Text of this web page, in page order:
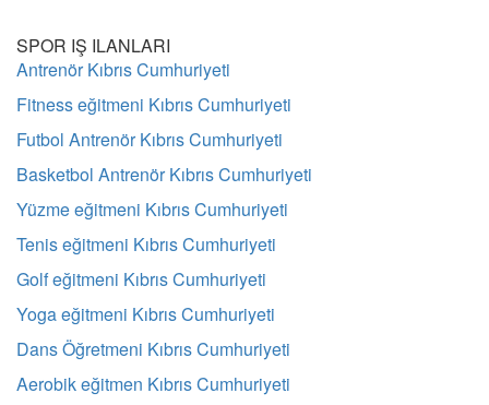
SPOR IŞ ILANLARI
Antrenör Kıbrıs Cumhuriyeti
Fitness eğitmeni Kıbrıs Cumhuriyeti
Futbol Antrenör Kıbrıs Cumhuriyeti
Basketbol Antrenör Kıbrıs Cumhuriyeti
Yüzme eğitmeni Kıbrıs Cumhuriyeti
Tenis eğitmeni Kıbrıs Cumhuriyeti
Golf eğitmeni Kıbrıs Cumhuriyeti
Yoga eğitmeni Kıbrıs Cumhuriyeti
Dans Öğretmeni Kıbrıs Cumhuriyeti
Aerobik eğitmen Kıbrıs Cumhuriyeti